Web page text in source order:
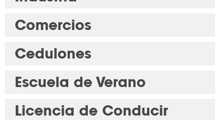
Comercios
Cedulones
Escuela de Verano
Licencia de Conducir